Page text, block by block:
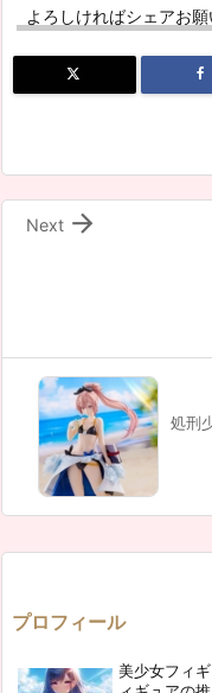
よろしければシェアお

Next
処刑
プロフィール
美少女フィ